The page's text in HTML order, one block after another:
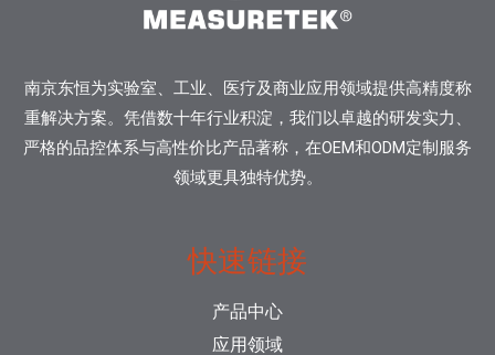
南京东恒为实验室、工业、医疗及商业应用领域提供高精度称
重解决方案。凭借数十年行业积淀，我们以卓越的研发实力、
严格的品控体系与高性价比产品著称，在OEM和ODM定制服务
领域更具独特优势。
快速链接
产品中心
应用领域